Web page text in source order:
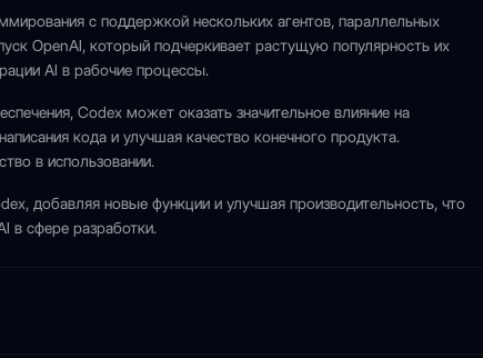
с поддержкой нескольких агентов, параллельных
OpenAI, который подчеркивает растущую популярность их
AI в рабочие процессы.
Codex может оказать значительное влияние на
кода и улучшая качество конечного продукта.
в использовании.
добавляя новые функции и улучшая производительность, что
в сфере разработки.